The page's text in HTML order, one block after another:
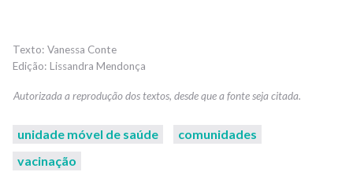
Vanessa Conte
Lissandra Mendonça
unidade móvel de saúde
comunidades
vacinação